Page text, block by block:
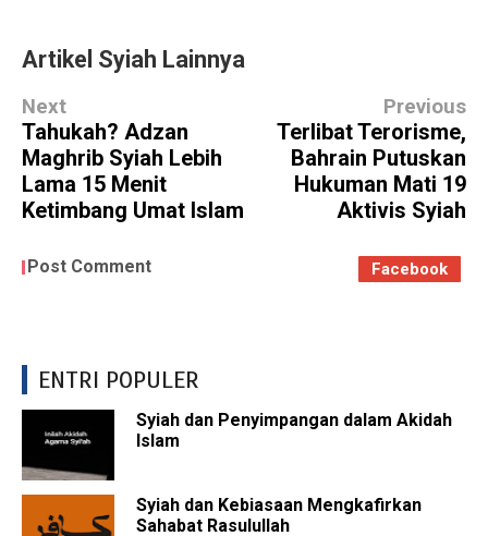
Artikel Syiah Lainnya
Next
Tahukah? Adzan
Maghrib Syiah Lebih
Lama 15 Menit
Ketimbang Umat Islam
Previous
Terlibat Terorisme,
Bahrain Putuskan
Hukuman Mati 19
Aktivis Syiah
Post Comment Facebook
ENTRI POPULER
Syiah dan Penyimpangan dalam Akidah
Islam
Syiah dan Kebiasaan Mengkafirkan
Sahabat Rasulullah